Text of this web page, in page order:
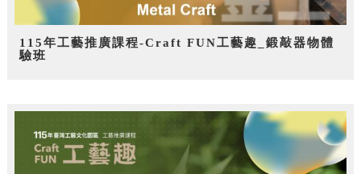
115年工藝推廣課程-Craft FUN工藝趣_鍛敲器物體
驗班